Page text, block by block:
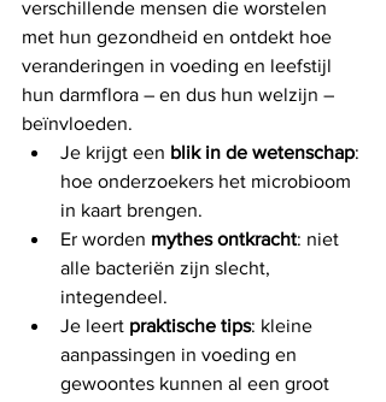
verschillende mensen die worstelen
met hun gezondheid en ontdekt hoe
veranderingen in voeding en leefstijl
hun darmflora – en dus hun welzijn –
beïnvloeden.
Je krijgt een blik in de wetenschap:
hoe onderzoekers het microbioom
in kaart brengen.
Er worden mythes ontkracht: niet
alle bacteriën zijn slecht,
integendeel.
Je leert praktische tips: kleine
aanpassingen in voeding en
gewoontes kunnen al een groot